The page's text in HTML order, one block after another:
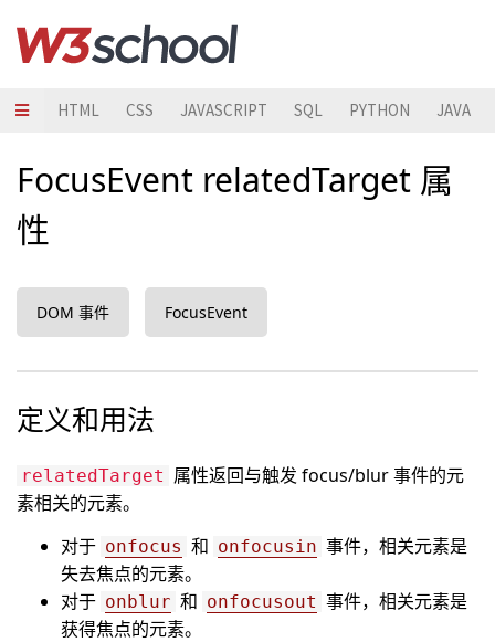
HTML CSS JAVASCRIPT SQL PYTHON JAVA
FocusEvent relatedTarget 属
性
DOM 事件 FocusEvent
定义和用法
relatedTarget 属性返回与触发 focus/blur 事件的元
素相关的元素。
对于 onfocus 和 onfocusin 事件，相关元素是
失去焦点的元素。
对于 onblur 和 onfocusout 事件，相关元素是
获得焦点的元素。